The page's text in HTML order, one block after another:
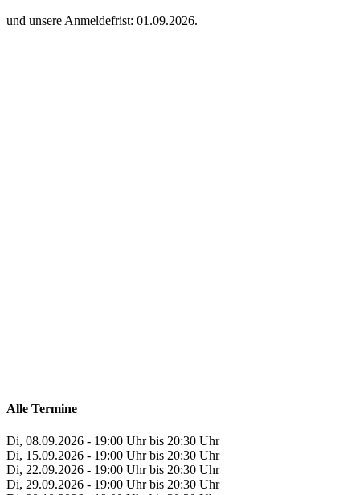
und unsere Anmeldefrist: 01.09.2026.
Alle Termine
Di, 08.09.2026 - 19:00 Uhr bis 20:30 Uhr
Di, 15.09.2026 - 19:00 Uhr bis 20:30 Uhr
Di, 22.09.2026 - 19:00 Uhr bis 20:30 Uhr
Di, 29.09.2026 - 19:00 Uhr bis 20:30 Uhr